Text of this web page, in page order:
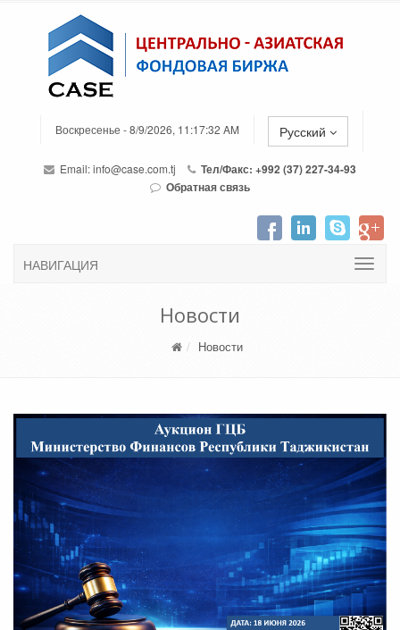
Воскресенье - 8/9/2026, 11:17:32 AM Русский
Email:info@case.com.tj
Тел/Факс: +992 (37) 227-34-93
Обратная связь
НАВИГАЦИЯ
Новости
Новости